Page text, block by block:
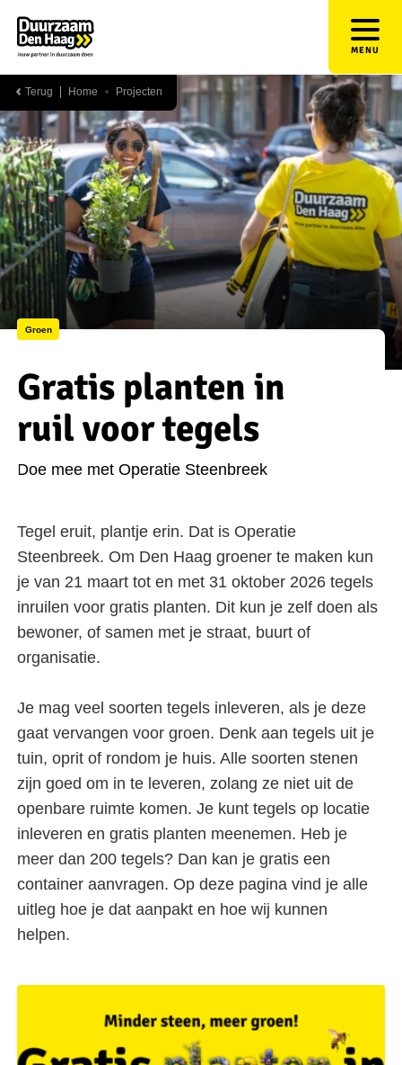
MENU
Terug Home Projecten
Groen
Gratis planten in
ruil voor tegels
Doe mee met Operatie Steenbreek
Tegel eruit, plantje erin. Dat is Operatie
Steenbreek. Om Den Haag groener te maken kun
je van 21 maart tot en met 31 oktober 2026 tegels
inruilen voor gratis planten. Dit kun je zelf doen als
bewoner, of samen met je straat, buurt of
organisatie.
Je mag veel soorten tegels inleveren, als je deze
gaat vervangen voor groen. Denk aan tegels uit je
tuin, oprit of rondom je huis. Alle soorten stenen
zijn goed om in te leveren, zolang ze niet uit de
openbare ruimte komen. Je kunt tegels op locatie
inleveren en gratis planten meenemen. Heb je
meer dan 200 tegels? Dan kan je gratis een
container aanvragen. Op deze pagina vind je alle
uitleg hoe je dat aanpakt en hoe wij kunnen
helpen.